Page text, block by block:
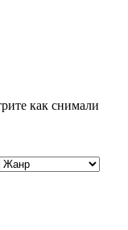
как снимали